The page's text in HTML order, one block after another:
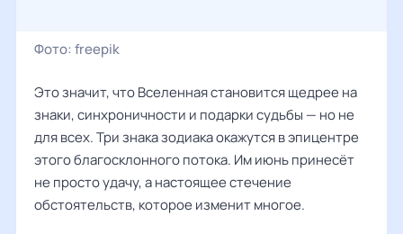
Фото: freepik
Это значит, что Вселенная становится щедрее на
знаки, синхроничности и подарки судьбы — но не
для всех. Три знака зодиака окажутся в эпицентре
этого благосклонного потока. Им июнь принесёт
не просто удачу, а настоящее стечение
обстоятельств, которое изменит многое.